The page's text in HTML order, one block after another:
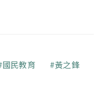
國民教育
黃之鋒